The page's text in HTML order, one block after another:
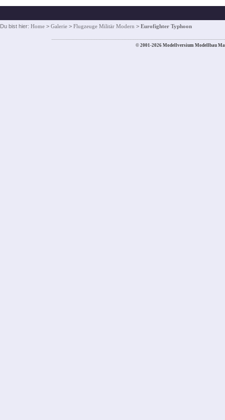
Du bist hier: Home > Galerie > Flugzeuge Militär Modern > Eurofighter Typhoon
© 2001-2026 Modellversium Modellbau